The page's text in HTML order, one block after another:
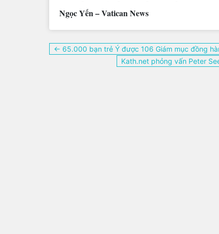
Ngọc Yến – Vatican News
Điều
hướng
← 65.000 bạn trẻ Ý được 106 Giám mục đồng
Kath.net phỏng vấn Peter